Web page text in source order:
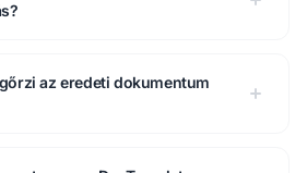
az eredeti dokumentum